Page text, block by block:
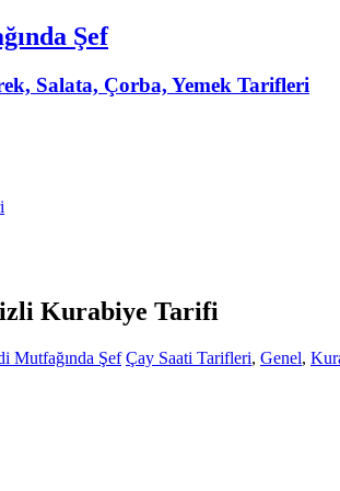
Şef
Salata, Çorba, Yemek Tarifleri
Kurabiye Tarifi
Mutfağında Şef Çay Saati Tarifleri, Genel,